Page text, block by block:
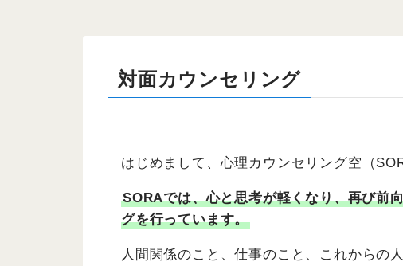
対面カウンセリング
はじめまして、心理カウンセリング空（
SORAでは、心と思考が軽くなり、再び前
グを行っています。
人間関係のこと、仕事のこと、これからの